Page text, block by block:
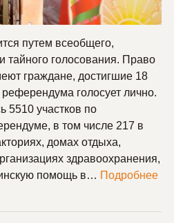
путем всеобщего,
тайного голосования. Право
граждане, достигшие 18
голосует лично.
5510 участков по
в том числе 217 в
домах отдыха,
здравоохранения,
помощь в… Подробнее